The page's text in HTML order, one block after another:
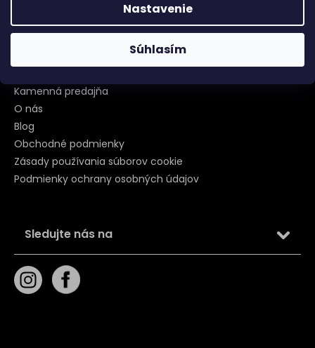
Nastavenie
Súhlasím
Informácie
Kamenná predajňa
O nás
Blog
Obchodné podmienky
Zásady používania súborov cookie
Podmienky ochrany osobných údajov
Sledujte nás na